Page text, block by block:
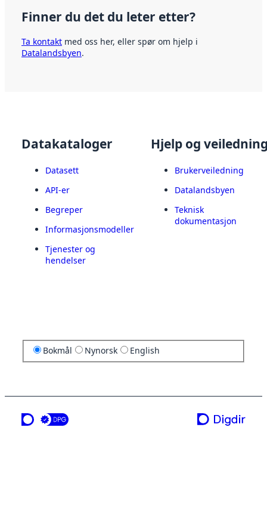
Finner du det du leter etter?
Ta kontakt med oss her, eller spør om hjelp i
Datalandsbyen.
Datakataloger
Datasett
API-er
Begreper
Informasjonsmodeller
Tjenester og
hendelser
Hjelp og
Brukerveiledning
Datalandsbyen
Teknisk
dokumentasjon
Bokmål Nynorsk English